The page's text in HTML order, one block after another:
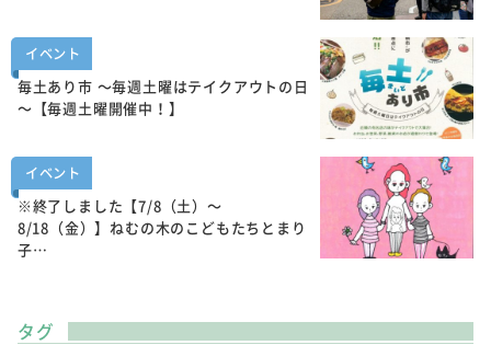
イベント
毎土あり市 ～毎週土曜はテイクアウトの日
～【毎週土曜開催中！】
イベント
※終了しました【7/8（土）～
8/18（金）】ねむの木のこどもたちとまり
子…
タグ